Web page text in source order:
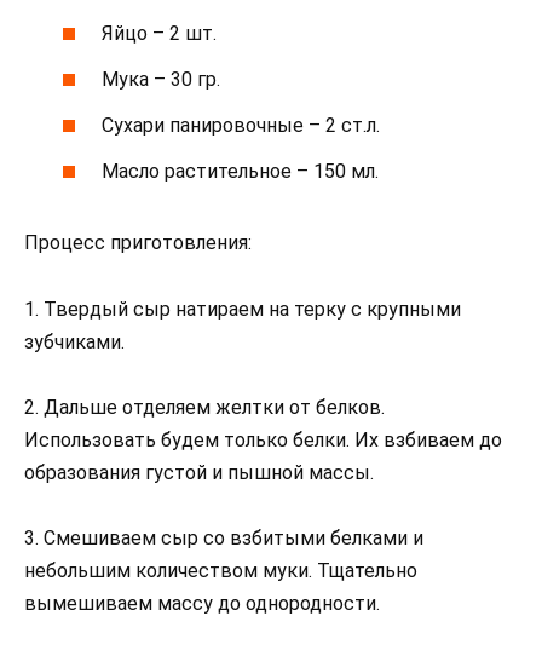
Яйцо – 2 шт.
Мука – 30 гр.
Сухари панировочные – 2 ст.л.
Масло растительное – 150 мл.
Процесс приготовления:
1. Твердый сыр натираем на терку с крупными
зубчиками.
2. Дальше отделяем желтки от белков.
Использовать будем только белки. Их взбиваем до
образования густой и пышной массы.
3. Смешиваем сыр со взбитыми белками и
небольшим количеством муки. Тщательно
вымешиваем массу до однородности.